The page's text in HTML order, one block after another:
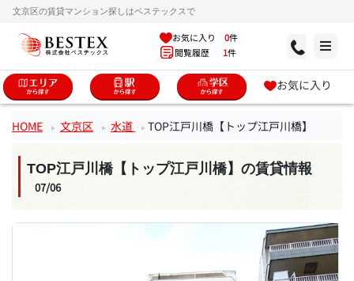
文京区の賃貸マンション探しはベステックスで
お気に入り 0件
閲覧履歴 1件
お気に入り
HOME 文京区 水道 TOP江戸川橋【トップ江戸川橋】
TOP江戸川橋【トップ江戸川橋】の賃貸情報
07/06